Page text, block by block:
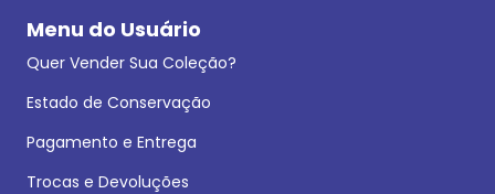
Menu do Usuário
Quer Vender Sua Coleção?
Estado de Conservação
Pagamento e Entrega
Trocas e Devoluções